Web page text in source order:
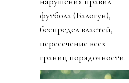
лучшему арбитру
Африки, досмотры
игроков с собаками на
ВПП, кражи имущества
игроков,